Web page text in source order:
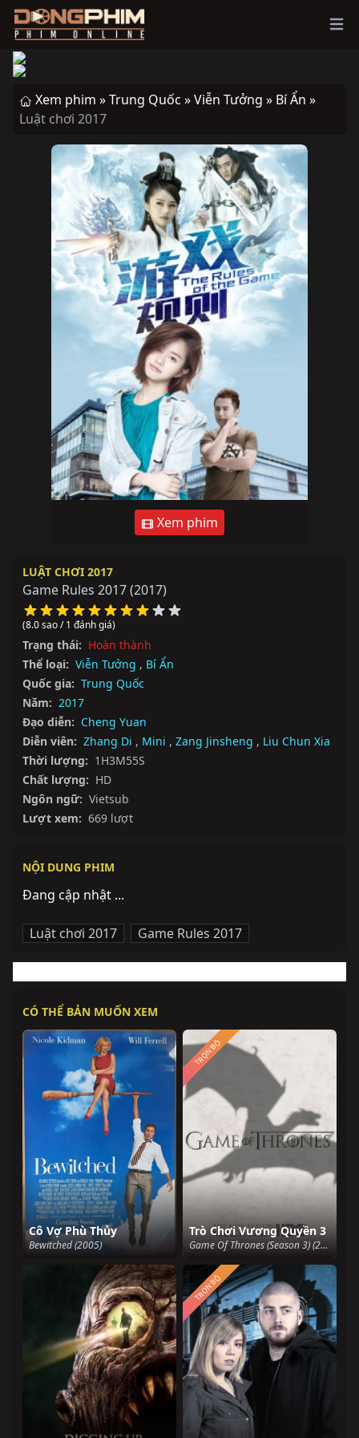
Xem phim »Trung Quốc »Viễn Tưởng » Bí Ẩn »
Luật chơi 2017
Xem phim
LUẬT CHƠI 2017
Game Rules 2017(2017)
(8.0 sao / 1 đánh giá)
Trạng thái: Hoàn thành
Thể loại: Viễn Tưởng , Bí Ẩn
Quốc gia: Trung Quốc
Năm: 2017
Đạo diễn: Cheng Yuan
Diễn viên: Zhang Di , Mini , Zang Jinsheng , Liu Chun Xia
Thời lượng: 1H3M55S
Chất lượng: HD
Ngôn ngữ: Vietsub
Lượt xem: 669 lượt
NỘI DUNG PHIM
Đang cập nhật ...
Luật chơi 2017 , Game Rules 2017
CÓ THỂ BẢN MUỐN XEM
Cô Vợ Phù Thủy
Bewitched (2005)
Trò Chơi Vương Quyền 3
Game Of Thrones (Season 3) (2013)
TRỌN BỘ
TRỌN BỘ